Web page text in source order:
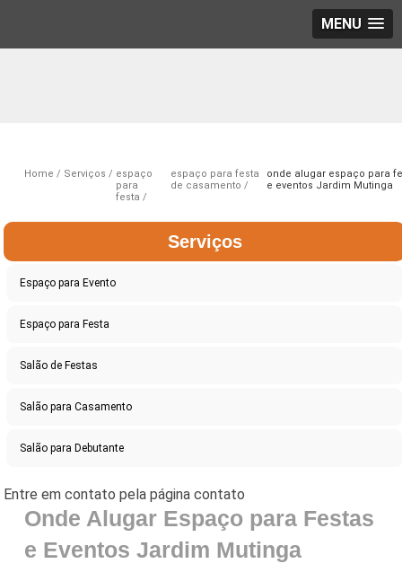
MENU
Home Serviços
espaço
para
festa
espaço para festa
de casamento
onde alugar espaço para
e eventos Jardim Mutinga
Serviços
Espaço para Evento
Espaço para Festa
Salão de Festas
Salão para Casamento
Salão para Debutante
Onde Alugar Espaço para Festas
e Eventos Jardim Mutinga